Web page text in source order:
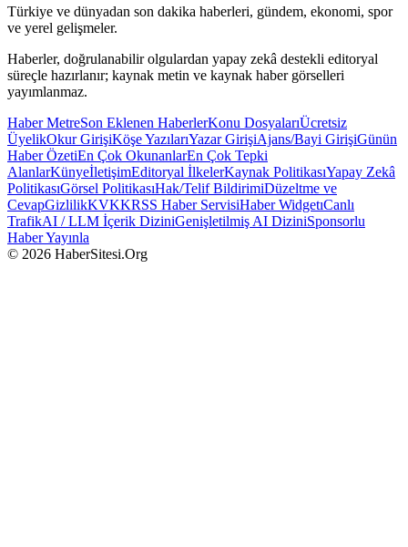
Türkiye ve dünyadan son dakika haberleri, gündem, ekonomi, spor
ve yerel gelişmeler.
Haberler, doğrulanabilir olgulardan yapay zekâ destekli editoryal
süreçle hazırlanır; kaynak metin ve kaynak haber görselleri
yayımlanmaz.
Haber MetreSon Eklenen HaberlerKonu DosyalarıÜcretsiz
ÜyelikOkur GirişiKöşe YazılarıYazar GirişiAjans/Bayi GirişiGünün
Haber ÖzetiEn Çok OkunanlarEn Çok Tepki
AlanlarKünyeİletişimEditoryal İlkelerKaynak PolitikasıYapay Zekâ
PolitikasıGörsel PolitikasıHak/Telif BildirimiDüzeltme ve
CevapGizlilikKVKKRSS Haber ServisiHaber WidgetıCanlı
TrafikAI / LLM İçerik DiziniGenişletilmiş AI DiziniSponsorlu
Haber Yayınla
© 2026 HaberSitesi.Org